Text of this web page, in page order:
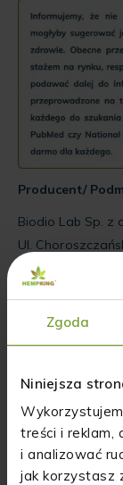
Zgoda
Niniejsza
treści i reklam,
i analizować
jak korzystasz
Producent/
Biodio Lab Sp. z
Ul.
15-732 Białystok
rabatu na
pierwsze